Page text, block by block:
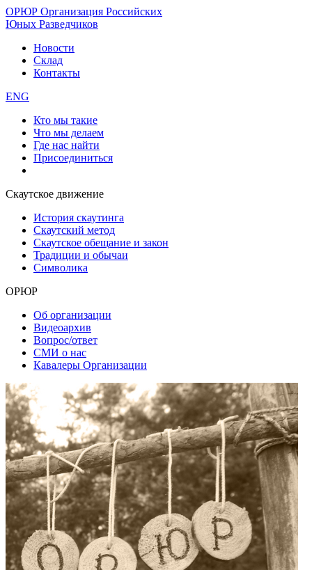
ОРЮР Организация Российских
Юных Разведчиков
Новости
Склад
Контакты
ENG
Кто мы такие
Что мы делаем
Где нас найти
Присоединиться
Скаутское движение
История скаутинга
Скаутский метод
Скаутское обещание и закон
Традиции и обычаи
Символика
ОРЮР
Об организации
Видеоархив
Вопрос/ответ
СМИ о нас
Кавалеры Организации